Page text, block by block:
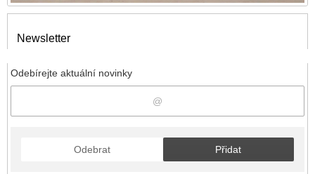
Newsletter
Odebírejte aktuální novinky
Odebrat Přidat